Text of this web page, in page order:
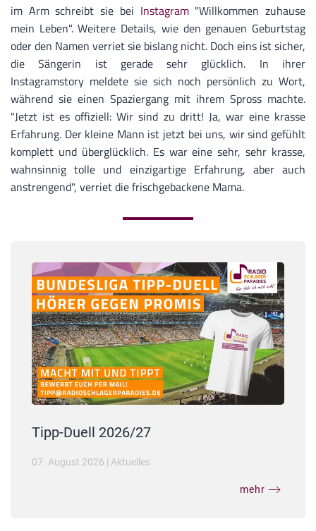
im Arm schreibt sie bei Instagram"Willkommen zuhause
mein Leben". Weitere Details, wie den genauen Geburtstag
oder den Namen verriet sie bislang nicht. Doch eins ist sicher,
die Sängerin ist gerade sehr glücklich. In ihrer
Instagramstory meldete sie sich noch persönlich zu Wort,
während sie einen Spaziergang mit ihrem Spross machte.
"Jetzt ist es offiziell: Wir sind zu dritt! Ja, war eine krasse
Erfahrung. Der kleine Mann ist jetzt bei uns, wir sind gefühlt
komplett und überglücklich. Es war eine sehr, sehr krasse,
wahnsinnig tolle und einzigartige Erfahrung, aber auch
anstrengend", verriet die frischgebackene Mama.
Tipp-Duell 2026/27
07. August 2026 | Aktuelles
mehr